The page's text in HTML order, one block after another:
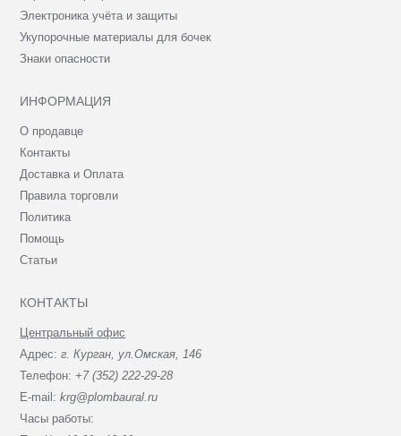
Электроника учёта и защиты
Укупорочные материалы для бочек
Знаки опасности
ИНФОРМАЦИЯ
О продавце
Контакты
Доставка и Оплата
Правила торговли
Политика
Помощь
Статьи
КОНТАКТЫ
Центральный офис
Адрес:г. Курган, ул.Омская, 146
Телефон: +7 (352) 222-29-28
E-mail:krg@plombaural.ru
Часы работы: